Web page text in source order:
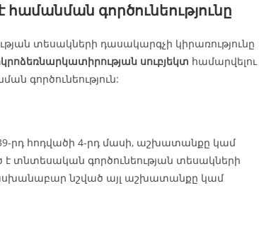
գործունեությունը
տեսակների դասակարգչի կիրառությունը
սուբյեկտ համարվելու
գործունեություն:
րդ հոդվածի 4-րդ մասի, աշխատանքը կամ
է տնտեսական գործունեության տեսակների
նշված այլ աշխատանքը կամ